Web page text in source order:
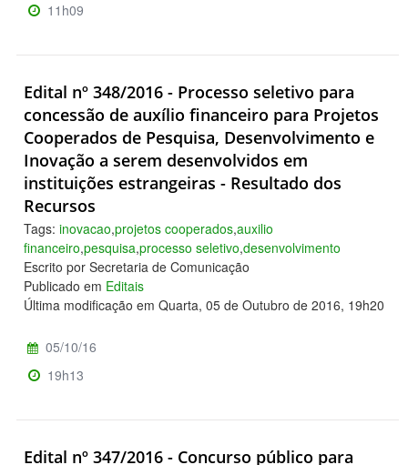
11h09
Edital nº 348/2016 - Processo seletivo para
concessão de auxílio financeiro para Projetos
Cooperados de Pesquisa, Desenvolvimento e
Inovação a serem desenvolvidos em
instituições estrangeiras - Resultado dos
Recursos
Tags: inovacao,projetos cooperados,auxilio
financeiro,pesquisa,processo seletivo,desenvolvimento
Escrito por Secretaria de Comunicação
Publicado em Editais
Última modificação em Quarta, 05 de Outubro de 2016, 19h20
05/10/16
19h13
Edital nº 347/2016 - Concurso público para